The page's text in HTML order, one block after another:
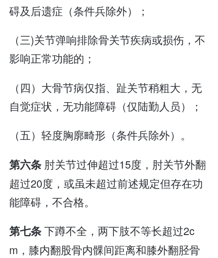
碍及后遗症（条件兵除外）；
（三)关节弹响排除骨关节疾病或损伤，不
影响正常功能的；
（四）大骨节病仅指、趾关节稍粗大，无
自觉症状，无功能障碍（仅陆勤人员）；
（五）轻度胸廓畸形（条件兵除外）。
第六条 肘关节过伸超过15度，肘关节外翻
超过20度，或虽未超过前述规定但存在功
能障碍，不合格。
第七条下蹲不全，两下肢不等长超过2c
m，膝内翻股骨内髁间距离和膝外翻胫骨